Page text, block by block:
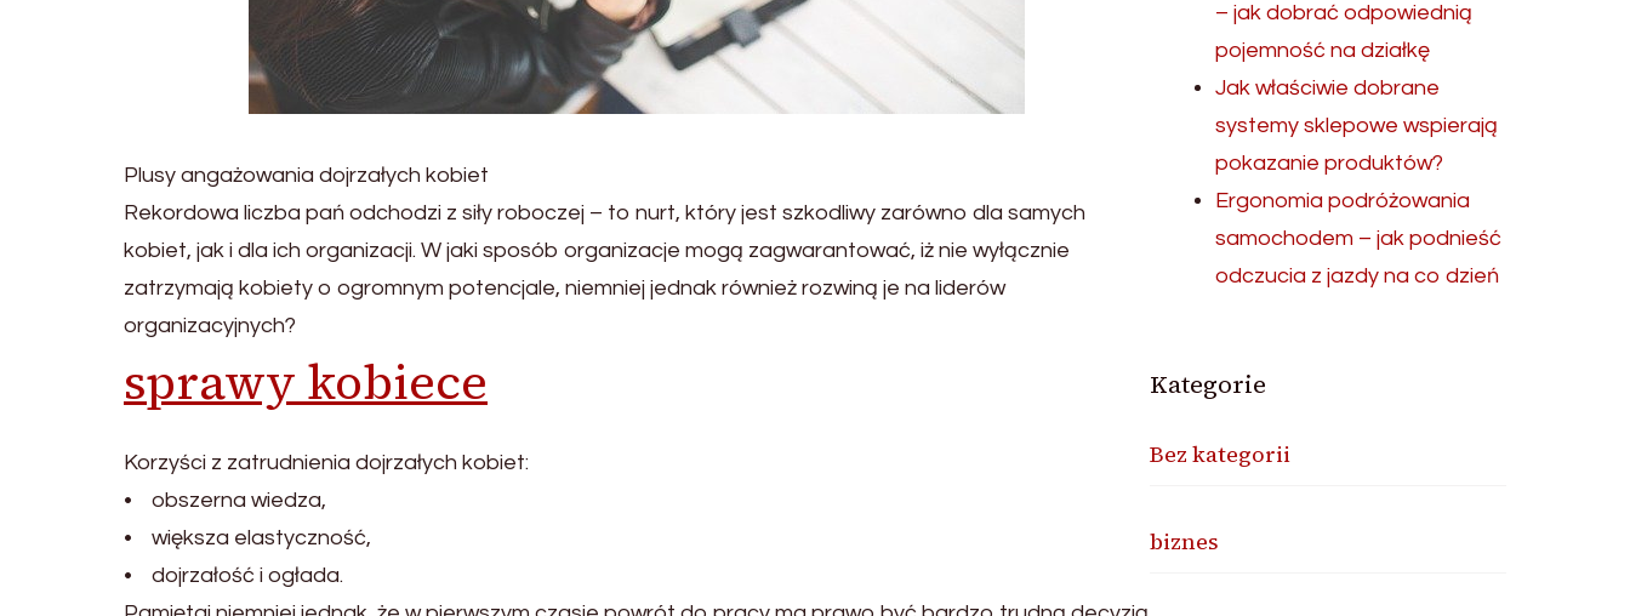
Plusy angażowania dojrzałych kobiet
Rekordowa liczba pań odchodzi z siły roboczej – to nurt, który jest szkodliwy zarówno dla samych
kobiet, jak i dla ich organizacji. W jaki sposób organizacje mogą zagwarantować, iż nie wyłącznie
zatrzymają kobiety o ogromnym potencjale, niemniej jednak również rozwiną je na liderów
organizacyjnych?
sprawy kobiece
Korzyści z zatrudnienia dojrzałych kobiet:
• obszerna wiedza,
• większa elastyczność,
• dojrzałość i ogłada.
– jak dobrać odpowiednią
pojemność na działkę
Jak właściwie dobrane
systemy sklepowe wspierają
pokazanie produktów?
Ergonomia podróżowania
samochodem – jak podnieść
odczucia z jazdy na co dzień
Kategorie
Bez kategorii
biznes